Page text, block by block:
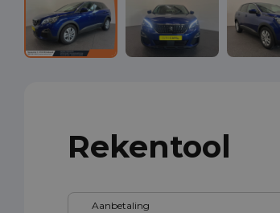
Rekentool
Aanbetaling